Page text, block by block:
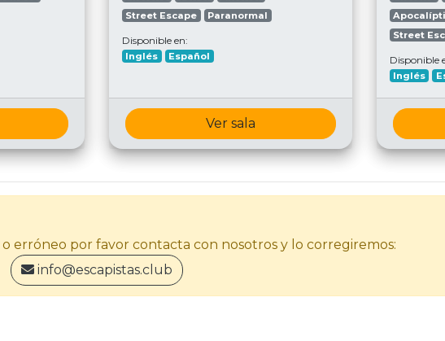
Street Escape
Paranormal
Disponible en:
Inglés Español
Ver sala
Street
Disponible
Inglés
erróneo por favor contacta con nosotros y lo corregiremos:
info@escapistas.club